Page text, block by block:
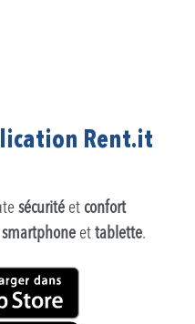
Rent.it
sécurité et confort
smartphone ettablette.